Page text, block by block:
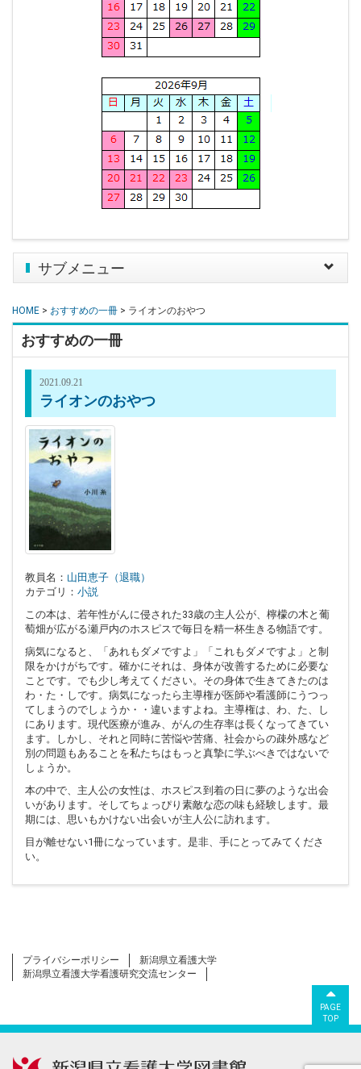
Toggle
サブメニュー
HOME > おすすめの一冊 > ライオンのおやつ
おすすめの一冊
2021.09.21
ライオンのおやつ
教員名： 山田恵子（退職）
カテゴリ： 小説
この本は、若年性がんに侵された33歳の主人公が、檸檬の木と葡
萄畑が広がる瀬戸内のホスピスで毎日を精一杯生きる物語です。
病気になると、「あれもダメですよ」「これもダメですよ」と制
限をかけがちです。確かにそれは、身体が改善するために必要な
ことです。でも少し考えてください。その身体で生きてきたのは
わ・た・しです。病気になったら主導権が医師や看護師にうつっ
てしまうのでしょうか・・違いますよね。主導権は、わ、た、し
にあります。現代医療が進み、がんの生存率は長くなってきてい
ます。しかし、それと同時に苦悩や苦痛、社会からの疎外感など
別の問題もあることを私たちはもっと真摯に学ぶべきではないで
しょうか。
本の中で、主人公の女性は、ホスピス到着の日に夢のような出会
いがあります。そしてちょっぴり素敵な恋の味も経験します。最
期には、思いもかけない出会いが主人公に訪れます。
目が離せない1冊になっています。是非、手にとってみてくださ
い。
プライバシーポリシー
新潟県立看護大学
新潟県立看護大学看護研究交流センター
PAGE
TOP